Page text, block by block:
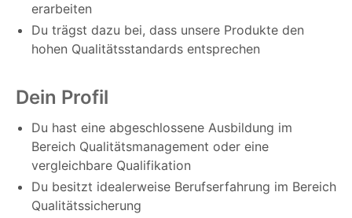
erarbeiten
Du trägst dazu bei, dass unsere Produkte den
hohen Qualitätsstandards entsprechen
Dein Profil
Du hast eine abgeschlossene Ausbildung im
Bereich Qualitätsmanagement oder eine
vergleichbare Qualifikation
Du besitzt idealerweise Berufserfahrung im Bereich
Qualitätssicherung